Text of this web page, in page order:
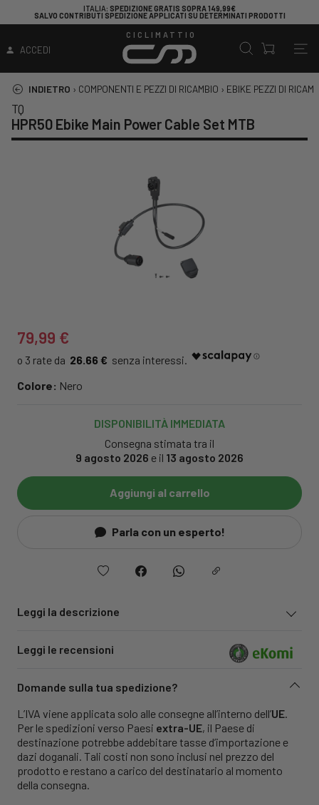
ITALIA: SPEDIZIONE GRATIS SOPRA 149,99€
SALVO CONTRIBUTI SPEDIZIONE APPLICATI SU DETERMINATI PRODOTTI
ACCEDI
CICLIMATTIO
INDIETRO › COMPONENTI E PEZZI DI RICAMBIO › EBIKE PEZZI DI
TQ
HPR50 Ebike Main Power Cable Set MTB
79,99 €
26.66 €
Colore: Nero
DISPONIBILITÀ IMMEDIATA
Consegna stimata tra il
9 agosto 2026 e il 13 agosto 2026
Aggiungi al carrello
Parla con un esperto!
Leggi la descrizione
Leggi le recensioni
Domande sulla tua spedizione?
L’IVA viene applicata solo alle consegne all’interno dell’UE.
Per le spedizioni verso Paesi extra-UE, il Paese di
destinazione potrebbe addebitare tasse d’importazione e
dazi doganali. Tali costi non sono inclusi nel prezzo del
prodotto e restano a carico del destinatario al momento
della consegna.